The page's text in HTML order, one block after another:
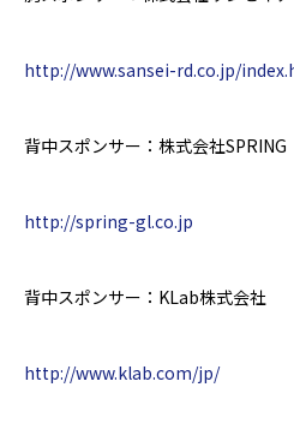
http://www.sansei-rd.co.jp/
背中スポンサー：株式会社SPRING
http://spring-gl.co.jp
背中スポンサー：KLab株式会社
http://www.klab.com/jp/